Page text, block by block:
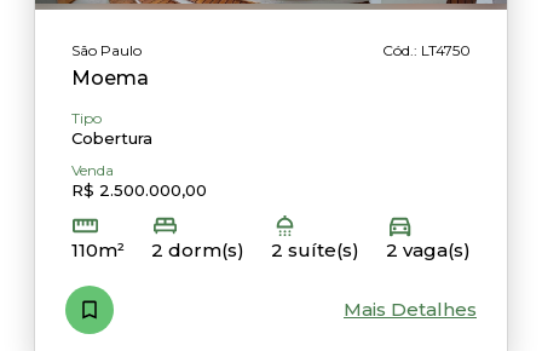
São Paulo Cód.: LT4750
Moema
Tipo
Cobertura
Venda
R$ 2.500.000,00
110m² 2 dorm(s) 2 suíte(s) 2 vaga(s)
Mais Detalhes